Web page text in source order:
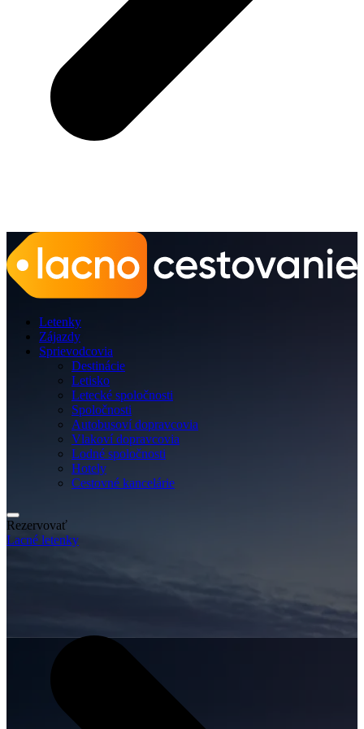
Letenky
Zájazdy
Sprievodcovia
Destinácie
Letisko
Letecké spoločnosti
Spoločnosti
Autobusoví dopravcovia
Vlakoví dopravcovia
Lodné spoločnosti
Hotely
Cestovné kancelárie
Rezervovať
Lacné letenky